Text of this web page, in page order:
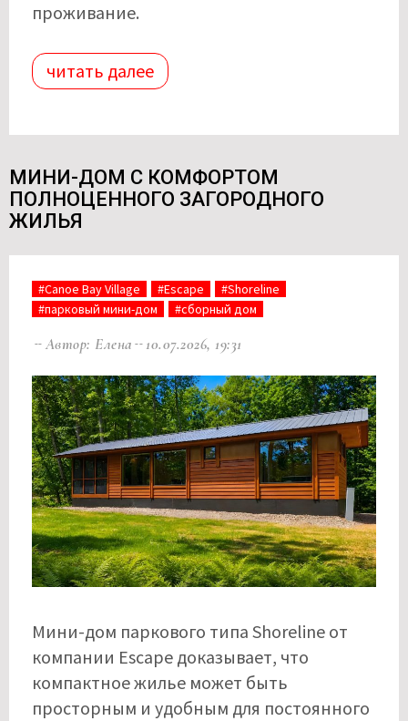
проживание.
читать далее
МИНИ-ДОМ С КОМФОРТОМ
ПОЛНОЦЕННОГО ЗАГОРОДНОГО
ЖИЛЬЯ
#Canoe Bay Village #Escape
#Shoreline
#парковый мини-дом
#сборный дом
Автор: Елена 10.07.2026, 19:31
Мини-дом паркового типа Shoreline от
компании Escape доказывает, что
компактное жилье может быть
просторным и удобным для постоянного